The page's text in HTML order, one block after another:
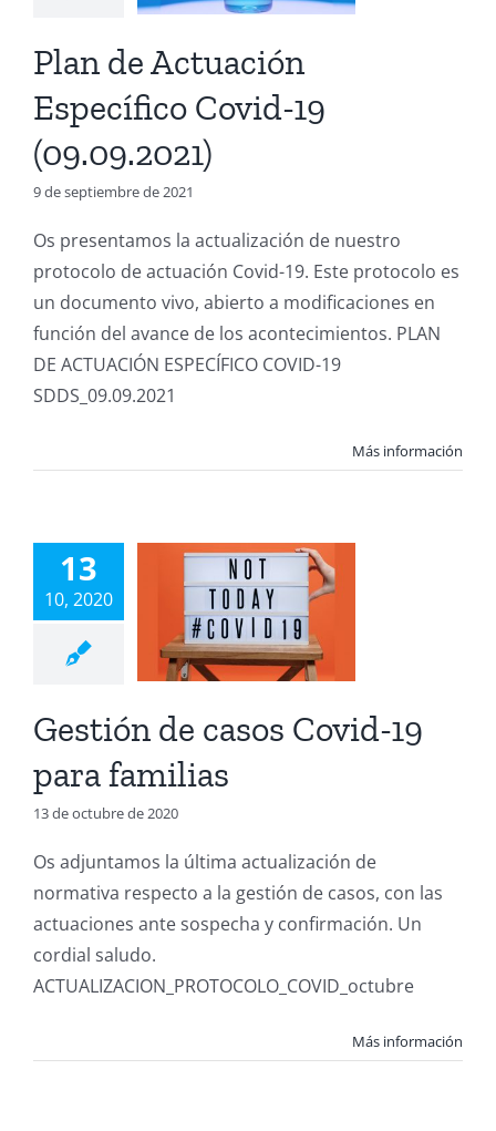
Covid-19Plan de Actuación
Específico Covid-19
(09.09.2021)
9 de septiembre de 2021
Os presentamos la actualización de nuestro
protocolo de actuación Covid-19. Este protocolo es
un documento vivo, abierto a modificaciones en
función del avance de los acontecimientos. PLAN
DE ACTUACIÓN ESPECÍFICO COVID-19
SDDS_09.09.2021
Más información
13
10, 2020
de
Covid-
para
Covid-19Gestión de casos Covid-19
para familias
13 de octubre de 2020
Os adjuntamos la última actualización de
normativa respecto a la gestión de casos, con las
actuaciones ante sospecha y confirmación. Un
cordial saludo.
ACTUALIZACION_PROTOCOLO_COVID_octubre
Más información
al aire